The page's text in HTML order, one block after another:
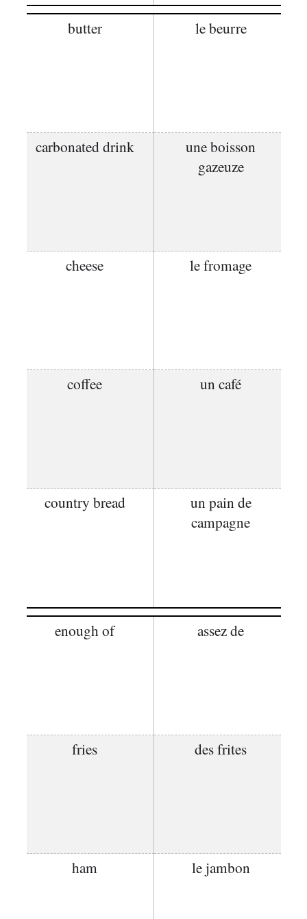
butter le beurre
carbonated drink
une boisson
gazeuze
cheese le fromage
coffee un café
country bread
un pain de
campagne
enough of assez de
fries des frites
ham le jambon